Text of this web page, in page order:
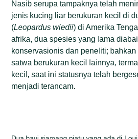
Nasib serupa tampaknya telah
jenis kucing liar berukuran kecil di
(Leopardus wiedii) di Amerika
afrika, dua spesies yang lama
konservasionis dan peneliti;
satwa berukuran kecil lainnya,
kecil, saat ini statusnya telah
menjadi terancam.